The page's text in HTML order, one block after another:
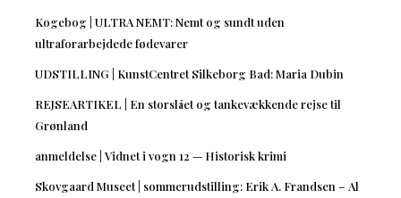
Kogebog | ULTRA NEMT: Nemt og sundt uden
ultraforarbejdede fødevarer
UDSTILLING | KunstCentret Silkeborg Bad: Maria Dubin
REJSEARTIKEL | En storslået og tankevækkende rejse til
Grønland
anmeldelse | Vidnet i vogn 12 — Historisk krimi
Skovgaard Museet | sommerudstilling: Erik A. Frandsen – Al